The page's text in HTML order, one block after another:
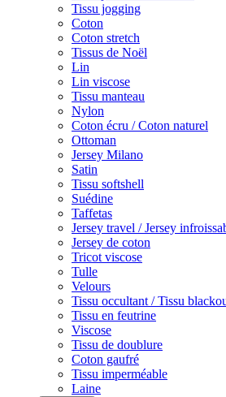
Tissu jogging
Coton
Coton stretch
Tissus de Noël
Lin
Lin viscose
Tissu manteau
Nylon
Coton écru / Coton naturel
Ottoman
Jersey Milano
Satin
Tissu softshell
Suédine
Taffetas
Jersey travel / Jersey
Jersey de coton
Tricot viscose
Tulle
Velours
Tissu occultant / Tissu
Tissu en feutrine
Viscose
Tissu de doublure
Coton gaufré
Tissu imperméable
Laine